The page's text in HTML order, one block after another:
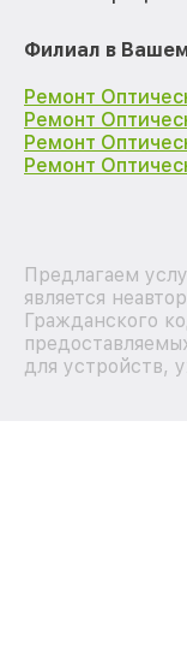
Филиал в
Ремонт
Ремонт
Ремонт
Ремонт
Предлагаем
является
Гражданского
для устройств,